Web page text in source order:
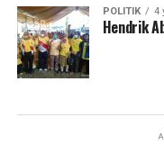
POLITIK 4
Hendrik